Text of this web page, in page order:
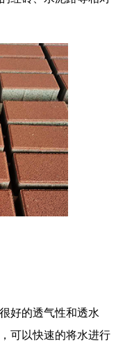
好的透气性和透水
可以快速的将水进行